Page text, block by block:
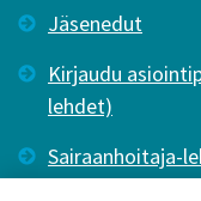
Jäsenedut
Kirjaudu
lehdet)
Sairaanhoitaja-